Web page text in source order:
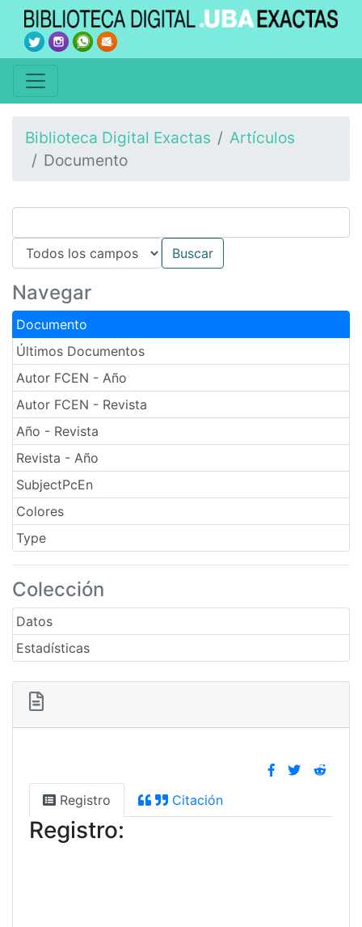
Biblioteca Digital Exactas
Artículos
Documento
Navegar
Documento
Últimos Documentos
Autor FCEN - Año
Autor FCEN - Revista
Año - Revista
Revista - Año
SubjectPcEn
Colores
Type
Colección
Datos
Estadísticas
Registro Citación
Registro: